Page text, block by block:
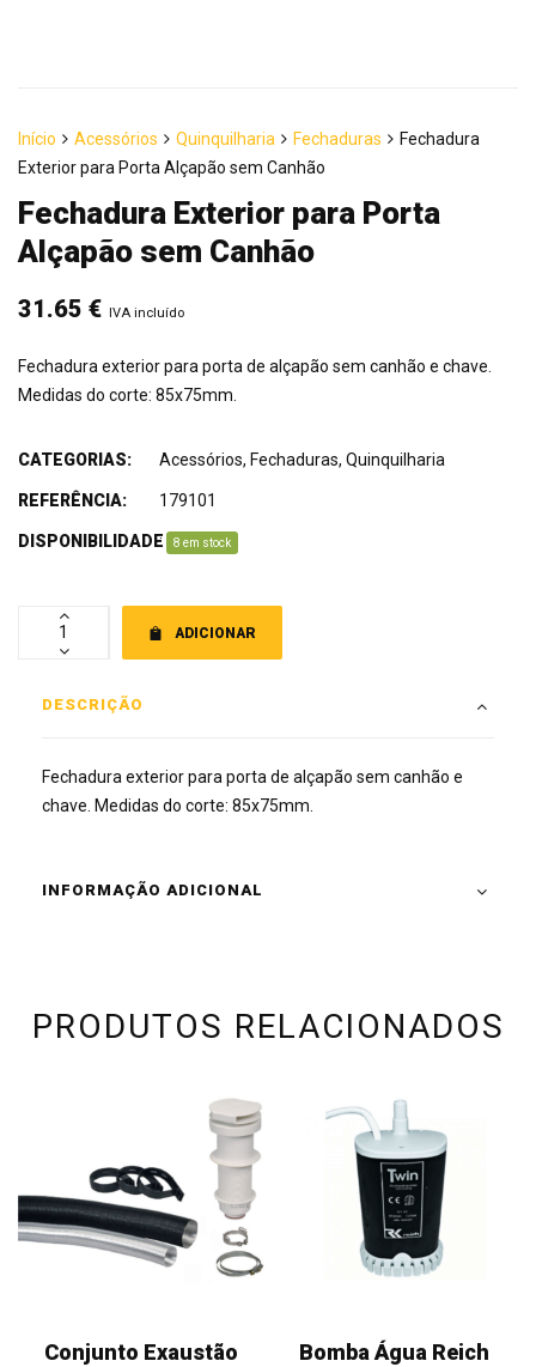
Início Acessórios Quinquilharia Fechaduras
Fechadura
Exterior para Porta Alçapão sem Canhão
Fechadura Exterior para Porta
Alçapão sem Canhão
31.65 € IVA incluído
Fechadura exterior para porta de alçapão sem canhão e chave.
Medidas do corte: 85x75mm.
ADICIONAR
CATEGORIAS: Acessórios, Fechaduras, Quinquilharia
REFERÊNCIA: 179101
DISPONIBILIDADE: 8 em stock
DESCRIÇÃO
Fechadura exterior para porta de alçapão sem canhão e
chave. Medidas do corte: 85x75mm.
INFORMAÇÃO ADICIONAL
PRODUTOS RELACIONADOS
Conjunto Exaustão
Bomba Água Reich